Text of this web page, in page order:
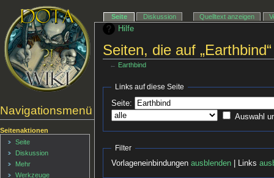
Hilfe
Seiten, die auf
← Earthbind
Links auf diese Seite
Seite:
Auswahl
Filter
Vorlageneinbindungen ausblenden| Links
Navigationsmenü
Seite Diskussion Quelltext anzeigen
Seitenaktionen
Seite
Diskussion
Mehr
Werkzeuge